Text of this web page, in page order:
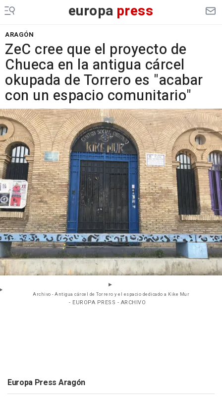
europa press
ARAGÓN
ZeC cree que el proyecto de
Chueca en la antigua cárcel
okupada de Torrero es "acabar
con un espacio comunitario"
Archivo - Antigua cárcel de Torrero y el espacio dedicado a Kike Mur
- EUROPA PRESS - ARCHIVO
Europa Press Aragón